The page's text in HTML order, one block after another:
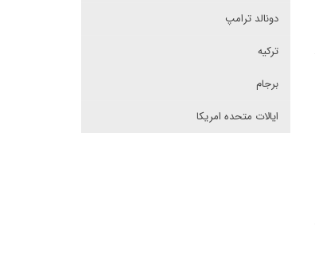
دونالد ترامپ
ترکیه
برجام
ایالات متحده امریکا